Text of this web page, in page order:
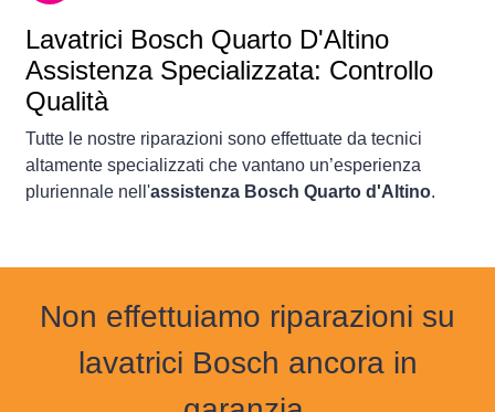
Lavatrici Bosch Quarto D'Altino
Assistenza Specializzata: Controllo
Qualità
Tutte le nostre riparazioni sono effettuate da tecnici
altamente specializzati che vantano un’esperienza
pluriennale nell'assistenza Bosch Quarto d'Altino.
Non effettuiamo riparazioni su
lavatrici Bosch ancora in